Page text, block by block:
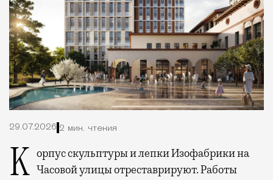
29.07.2026 2 мин. чтения
Корпус скульптуры и лепки Изофабрики на Часовой улицы отреставрируют. Работы